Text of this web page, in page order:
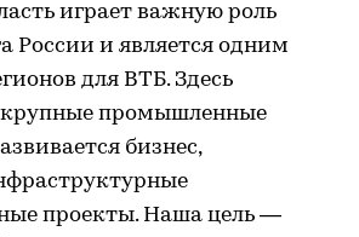
играет важную роль
России и является одним
для ВТБ. Здесь
крупные промышленные
бизнес,
проекты. Наша цель —